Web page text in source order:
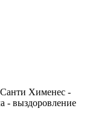
Хименес -
- выздоровление